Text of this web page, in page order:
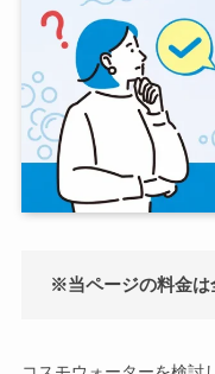
※当ページの料金は